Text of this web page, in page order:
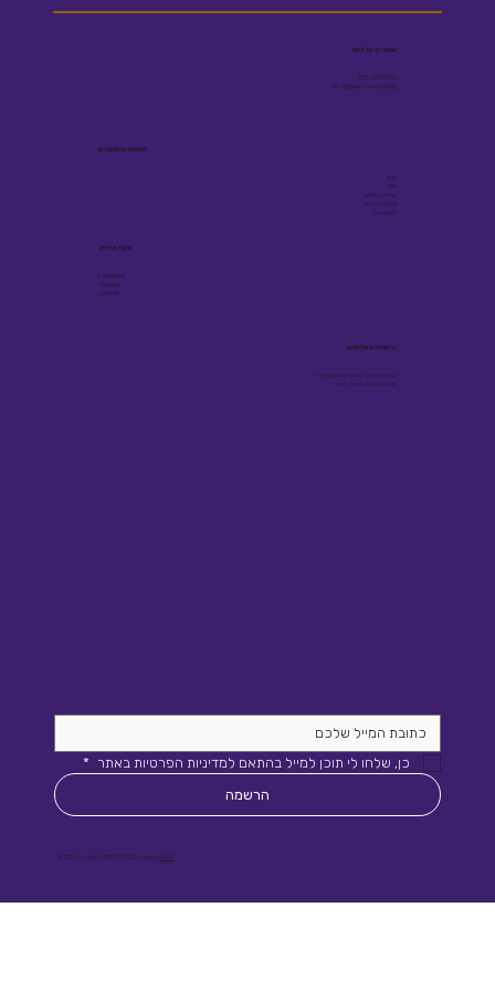
שומרים על קשר
055-5001909
Efrat@workaround.blog
לינקים שימושיים
בלוג
ספר
הצהרת נגישות
מדיניות פרטיות
תקנון אתר
עקבו אחרינו
Facebook
Youtube
Linkedin
הישארו מעודכנים
תוכן מקצועי על גיוס ובינה מלאכותית -
פעם בשבועיים, ישירות למייל
כן, שלחו לי תוכן למייל בהתאם למדיניות הפרטיות באתר *
הרשמה
© 2026 by Site WORKAROUND. Made byLIRON